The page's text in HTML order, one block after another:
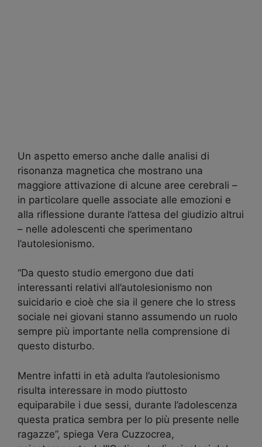
Un aspetto emerso anche dalle analisi di
risonanza magnetica che mostrano una
maggiore attivazione di alcune aree cerebrali –
in particolare quelle associate alle emozioni e
alla riflessione durante l’attesa del giudizio altrui
– nelle adolescenti che sperimentano
l’autolesionismo.
“Da questo studio emergono due dati
interessanti relativi all’autolesionismo non
suicidario e cioè che sia il genere che lo stress
sociale nei giovani stanno assumendo un ruolo
sempre più importante nella comprensione di
questo disturbo.
Mentre infatti in età adulta l’autolesionismo
risulta interessare in modo piuttosto
equiparabile i due sessi, durante l’adolescenza
questa pratica sembra per lo più presente nelle
ragazze”, spiega Vera Cuzzocrea,